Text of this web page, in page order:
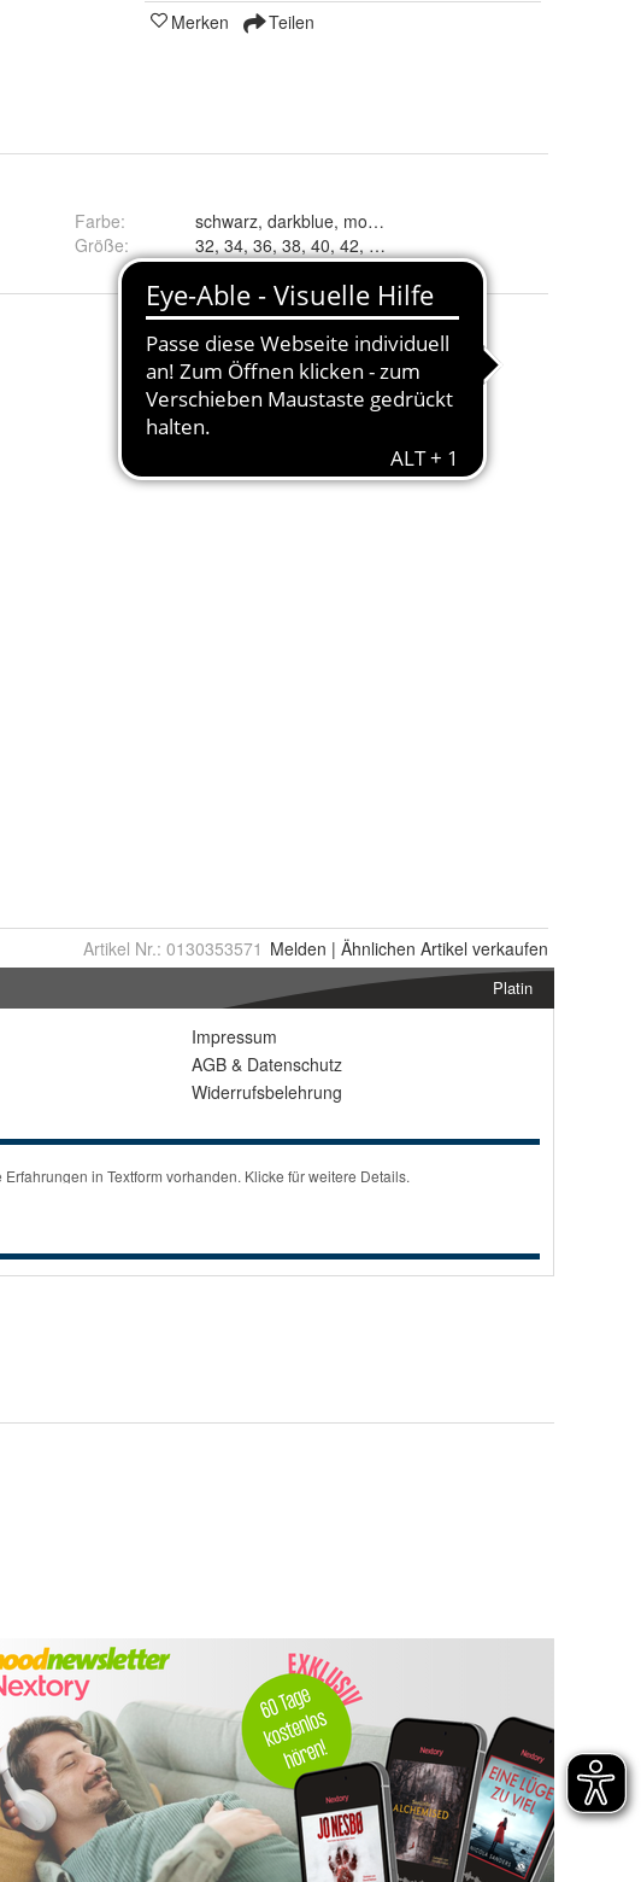
Merken Teilen
Farbe:
Größe:
Artikel Nr.: 0130353571 Melden | Ähnlichen Artikel verkaufen
Platin
Impressum
AGB & Datenschutz
Widerrufsbelehrung